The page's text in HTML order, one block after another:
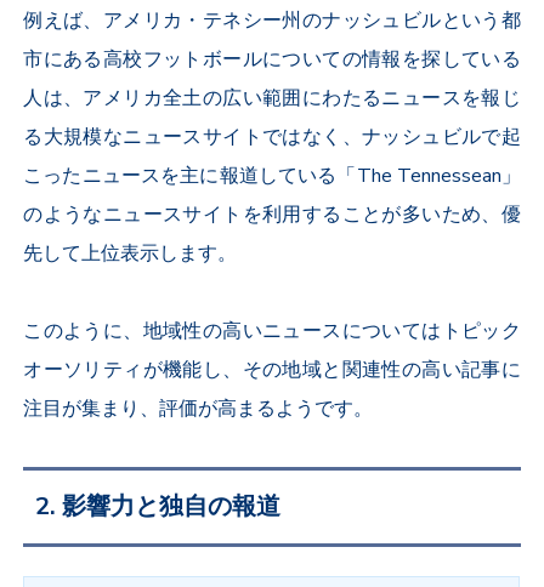
例えば、アメリカ・テネシー州のナッシュビルという都
市にある高校フットボールについての情報を探している
人は、アメリカ全土の広い範囲にわたるニュースを報じ
る大規模なニュースサイトではなく、ナッシュビルで起
こったニュースを主に報道している「The Tennessean」
のようなニュースサイトを利用することが多いため、優
先して上位表示します。
このように、地域性の高いニュースについては トピック
オーソリティが機能し、 その地域と関連性の高い記事に
注目が集まり、評価が高まるようです。
2. 影響力と独自の報道